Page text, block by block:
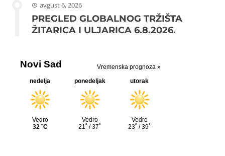
avgust 6, 2026
PREGLED GLOBALNOG TRŽIŠTA
ŽITARICA I ULJARICA 6.8.2026.